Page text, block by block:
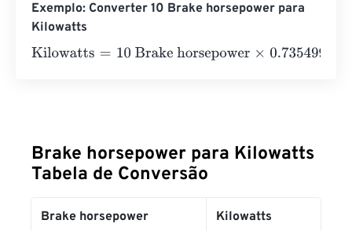
Exemplo: Converter 10 Brake horsepower para
Kilowatts
Kilowatts=10 Brake horsepower×0.735499=7.35499
Brake horsepower para Kilowatts
Tabela de Conversão
Brake horsepower Kilowatts